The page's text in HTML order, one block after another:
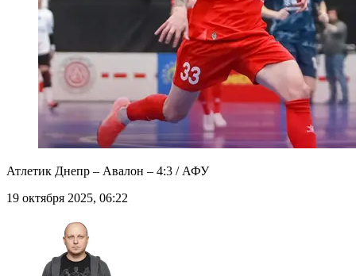
Атлетик Днепр – Авалон – 4:3 / АФУ
19 октября 2025, 06:22